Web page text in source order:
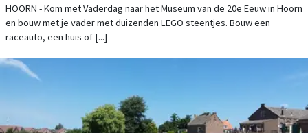
HOORN - Kom met Vaderdag naar het Museum van de 20e Eeuw in Hoorn
en bouw met je vader met duizenden LEGO steentjes. Bouw een
raceauto, een huis of [...]